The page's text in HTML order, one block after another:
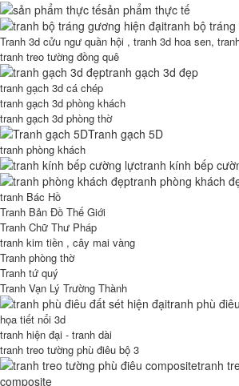
sản phẩm thực tế
tranh bộ
Tranh 3d cửu ngư quần hội , tranh 3d hoa sen,
tranh treo tường đồng quê
tranh gạch 3d đẹp
tranh gạch 3d cá chép
tranh gạch 3d phòng khách
tranh gạch 3d phòng thờ
Tranh gạch 5D
tranh phòng khách
tranh kính bếp
tranh phòng khách
tranh Bác Hồ
Tranh Bản Đồ Thế Giới
Tranh Chữ Thư Pháp
tranh kim tiền , cây mai vàng
Tranh phòng thờ
Tranh tứ quý
Tranh Vạn Lý Trường Thành
tranh phù
họa tiết nổi 3d
tranh hiện đại - tranh dài
tranh treo tường phù điêu bộ 3
tranh
composite